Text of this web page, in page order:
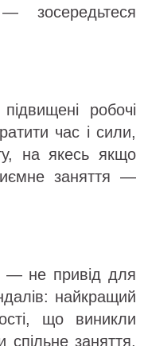
зосередьтеся
робочі
час і сили,
на якесь якщо
заняття —
— не привід для
найкращий
що виникли
заняття,